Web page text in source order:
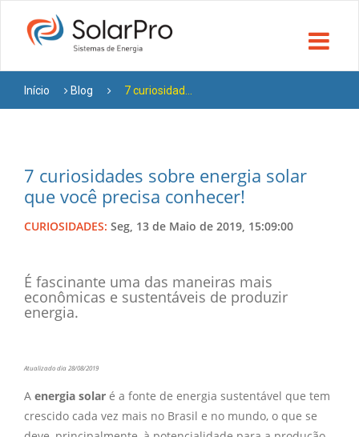
Início Blog 7 curiosidad...
7 curiosidades sobre energia solar
que você precisa conhecer!
CURIOSIDADES: Seg, 13 de Maio de 2019, 15:09:00
É fascinante uma das maneiras mais
econômicas e sustentáveis de produzir
energia.
Atualizado dia 28/08/2019
A energia solar é a fonte de energia sustentável que tem
crescido cada vez mais no Brasil e no mundo, o que se